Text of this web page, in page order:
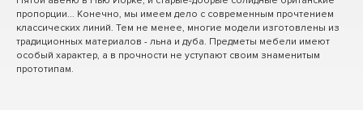
пропорции... Конечно, мы имеем дело с современным прочтением
классических линий. Тем не менее, многие модели изготовлены из
традиционных материалов - льна и дуба. Предметы мебели имеют
особый характер, а в прочности не уступают своим знаменитым
прототипам.